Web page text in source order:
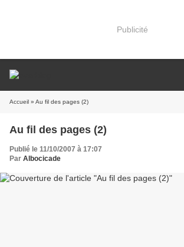
Publicité
Accueil » Au fil des pages (2)
Au fil des pages (2)
Publié le 11/10/2007 à 17:07
Par Albocicade